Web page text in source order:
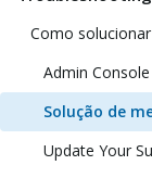
Como
Admin
Solução de
Update Your